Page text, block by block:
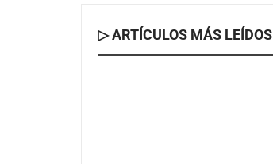
▷ ARTÍCULOS MÁS LEÍDOS